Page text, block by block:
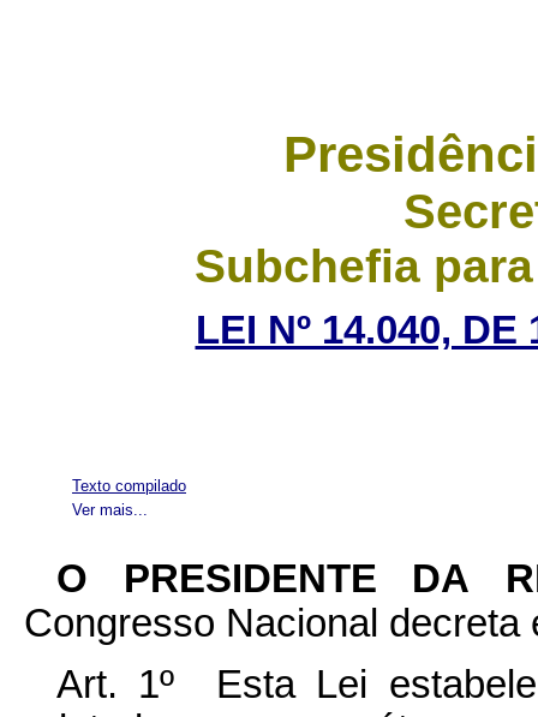
Subchefia
LEI Nº 14.040,
Ver mais...
Texto compilado
O PRESIDENTE DA
Congresso Nacional
Art. 1º Esta Lei